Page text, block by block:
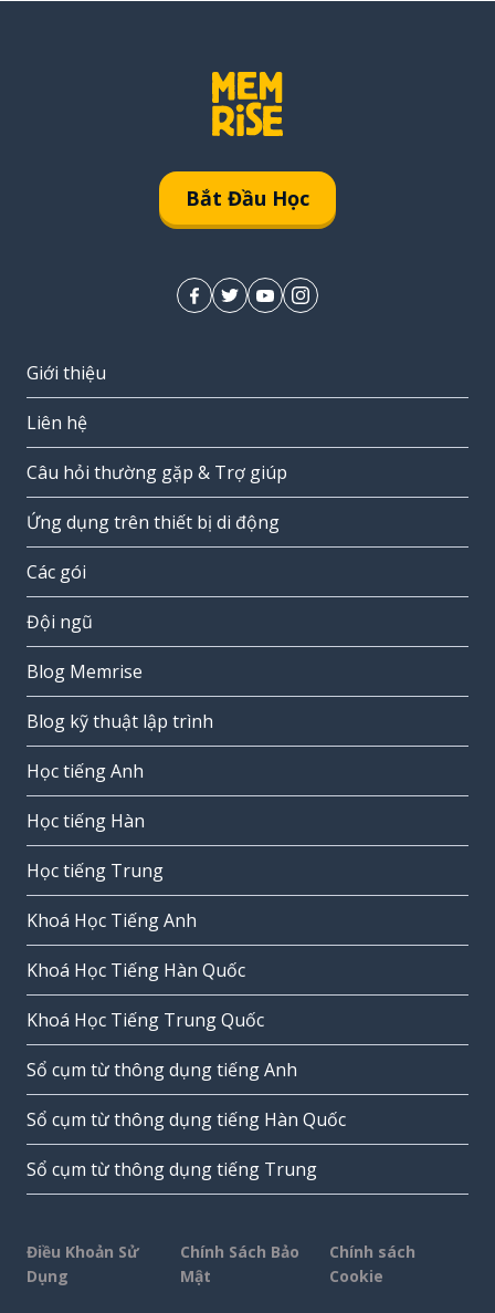
Bắt Đầu Học
Giới thiệu
Liên hệ
Câu hỏi thường gặp & Trợ giúp
Ứng dụng trên thiết bị di động
Các gói
Đội ngũ
Blog Memrise
Blog kỹ thuật lập trình
Học tiếng Anh
Học tiếng Hàn
Học tiếng Trung
Khoá Học Tiếng Anh
Khoá Học Tiếng Hàn Quốc
Khoá Học Tiếng Trung Quốc
Sổ cụm từ thông dụng tiếng Anh
Sổ cụm từ thông dụng tiếng Hàn Quốc
Sổ cụm từ thông dụng tiếng Trung
Điều Khoản Sử
Dụng
Chính Sách Bảo
Mật
Chính sách
Cookie